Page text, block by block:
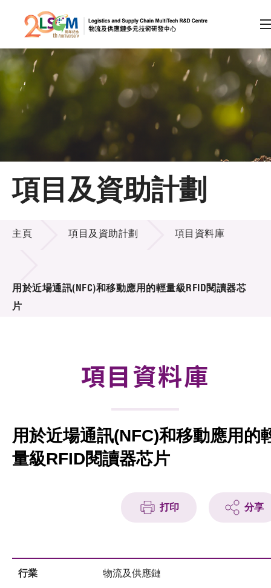
跳到內容（按回車鍵）
會員登入
A A EN 繁 简
主頁
關於LSCM
技術商品化
合作計劃
徵求研發項目計劃書
項目夥伴
活動及消息
項目及資助計劃
項目及資助計劃
主頁 項目及資助計劃 項目資料庫
用於近場通訊(NFC)和移動應用的輕量級RFID閱讀器芯
片
項目資料庫
用於近場通訊(NFC)和移動應用的
量級RFID閱讀器芯片
打印 分享
行業 物流及供應鏈